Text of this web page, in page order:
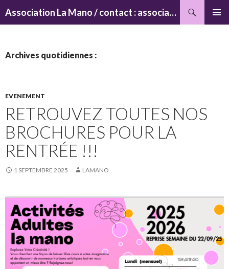
Association La Mano / contact : associationlamano@yahoo.fr
Archives quotidiennes :
EVENEMENT
RETROUVEZ TOUTES NOS
BROCHURES POUR LA
RENTRÉE !!!
1 SEPTEMBRE 2025 LAMANO